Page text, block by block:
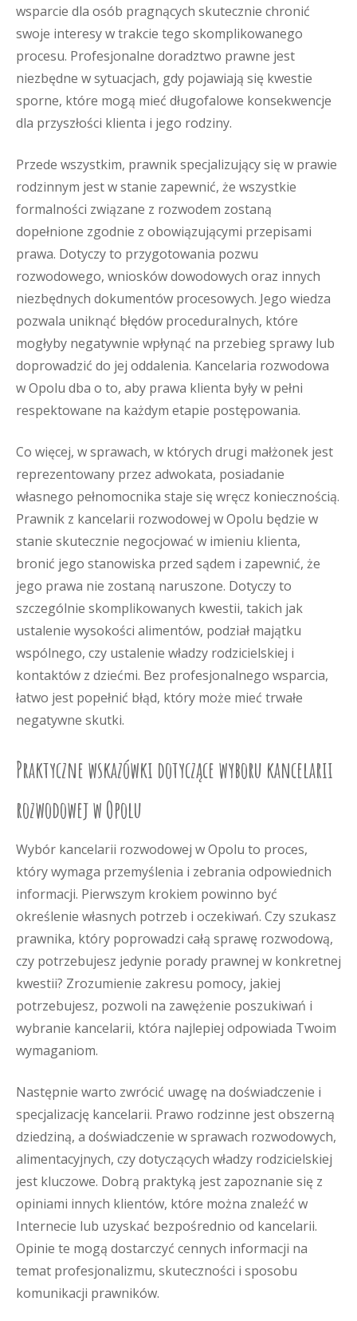
wsparcie dla osób pragnących skutecznie chronić
swoje interesy w trakcie tego skomplikowanego
procesu. Profesjonalne doradztwo prawne jest
niezbędne w sytuacjach, gdy pojawiają się kwestie
sporne, które mogą mieć długofalowe konsekwencje
dla przyszłości klienta i jego rodziny.
Przede wszystkim, prawnik specjalizujący się w prawie
rodzinnym jest w stanie zapewnić, że wszystkie
formalności związane z rozwodem zostaną
dopełnione zgodnie z obowiązującymi przepisami
prawa. Dotyczy to przygotowania pozwu
rozwodowego, wniosków dowodowych oraz innych
niezbędnych dokumentów procesowych. Jego wiedza
pozwala uniknąć błędów proceduralnych, które
mogłyby negatywnie wpłynąć na przebieg sprawy lub
doprowadzić do jej oddalenia. Kancelaria rozwodowa
w Opolu dba o to, aby prawa klienta były w pełni
respektowane na każdym etapie postępowania.
Co więcej, w sprawach, w których drugi małżonek jest
reprezentowany przez adwokata, posiadanie
własnego pełnomocnika staje się wręcz koniecznością.
Prawnik z kancelarii rozwodowej w Opolu będzie w
stanie skutecznie negocjować w imieniu klienta,
bronić jego stanowiska przed sądem i zapewnić, że
jego prawa nie zostaną naruszone. Dotyczy to
szczególnie skomplikowanych kwestii, takich jak
ustalenie wysokości alimentów, podział majątku
wspólnego, czy ustalenie władzy rodzicielskiej i
kontaktów z dziećmi. Bez profesjonalnego wsparcia,
łatwo jest popełnić błąd, który może mieć trwałe
negatywne skutki.
Praktyczne wskazówki dotyczące wyboru kancelarii
rozwodowej w Opolu
Wybór kancelarii rozwodowej w Opolu to proces,
który wymaga przemyślenia i zebrania odpowiednich
informacji. Pierwszym krokiem powinno być
określenie własnych potrzeb i oczekiwań. Czy szukasz
prawnika, który poprowadzi całą sprawę rozwodową,
czy potrzebujesz jedynie porady prawnej w konkretnej
kwestii? Zrozumienie zakresu pomocy, jakiej
potrzebujesz, pozwoli na zawężenie poszukiwań i
wybranie kancelarii, która najlepiej odpowiada Twoim
wymaganiom.
Następnie warto zwrócić uwagę na doświadczenie i
specjalizację kancelarii. Prawo rodzinne jest obszerną
dziedziną, a doświadczenie w sprawach rozwodowych,
alimentacyjnych, czy dotyczących władzy rodzicielskiej
jest kluczowe. Dobrą praktyką jest zapoznanie się z
opiniami innych klientów, które można znaleźć w
Internecie lub uzyskać bezpośrednio od kancelarii.
Opinie te mogą dostarczyć cennych informacji na
temat profesjonalizmu, skuteczności i sposobu
komunikacji prawników.